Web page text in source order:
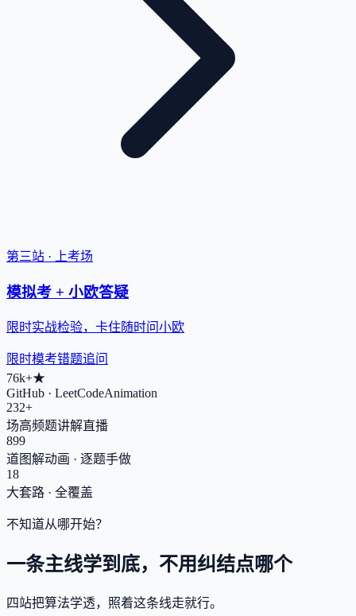
第三站 · 上考场
模拟考 + 小欧答疑
限时实战检验，卡住随时问小欧
限时模考错题追问
76k+★
GitHub · LeetCodeAnimation
232+
场高频题讲解直播
899
道图解动画 · 逐题手做
18
大套路 · 全覆盖
不知道从哪开始？
一条主线学到底，不用纠结点哪个
四站把算法学透，照着这条线走就行。